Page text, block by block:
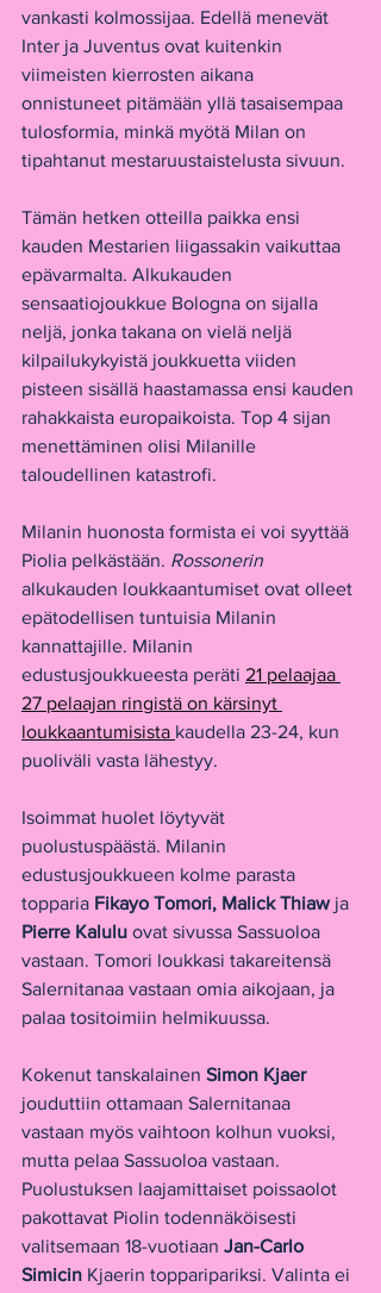
vankasti kolmossijaa. Edellä menevät
Inter ja Juventus ovat kuitenkin
viimeisten kierrosten aikana
onnistuneet pitämään yllä tasaisempaa
tulosformia, minkä myötä Milan on
tipahtanut mestaruustaistelusta sivuun.
Tämän hetken otteilla paikka ensi
kauden Mestarien liigassakin vaikuttaa
epävarmalta. Alkukauden
sensaatiojoukkue Bologna on sijalla
neljä, jonka takana on vielä neljä
kilpailukykyistä joukkuetta viiden
pisteen sisällä haastamassa ensi kauden
rahakkaista europaikoista. Top 4 sijan
menettäminen olisi Milanille
taloudellinen katastrofi.
Milanin huonosta formista ei voi syyttää
Piolia pelkästään. Rossonerin
alkukauden loukkaantumiset ovat olleet
epätodellisen tuntuisia Milanin
kannattajille. Milanin
edustusjoukkueesta peräti 21 pelaajaa
27 pelaajan ringistä on kärsinyt
loukkaantumisista kaudella 23-24, kun
puoliväli vasta lähestyy.
Isoimmat huolet löytyvät
puolustuspäästä. Milanin
edustusjoukkueen kolme parasta
topparia Fikayo Tomori, Malick Thiaw ja
Pierre Kalulu ovat sivussa Sassuoloa
vastaan. Tomori loukkasi takareitensä
Salernitanaa vastaan omia aikojaan, ja
palaa tositoimiin helmikuussa.
Kokenut tanskalainen Simon Kjaer
jouduttiin ottamaan Salernitanaa
vastaan myös vaihtoon kolhun vuoksi,
mutta pelaa Sassuoloa vastaan.
Puolustuksen laajamittaiset poissaolot
pakottavat Piolin todennäköisesti
valitsemaan 18-vuotiaan Jan-Carlo
Simicin Kjaerin topparipariksi. Valinta ei